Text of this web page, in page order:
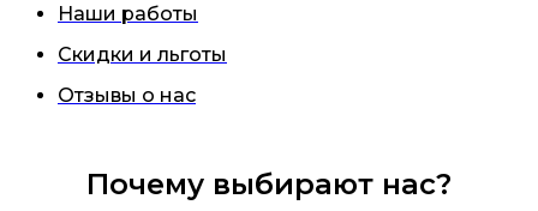
Наши работы
Скидки и льготы
Отзывы о нас
Почему выбирают нас?